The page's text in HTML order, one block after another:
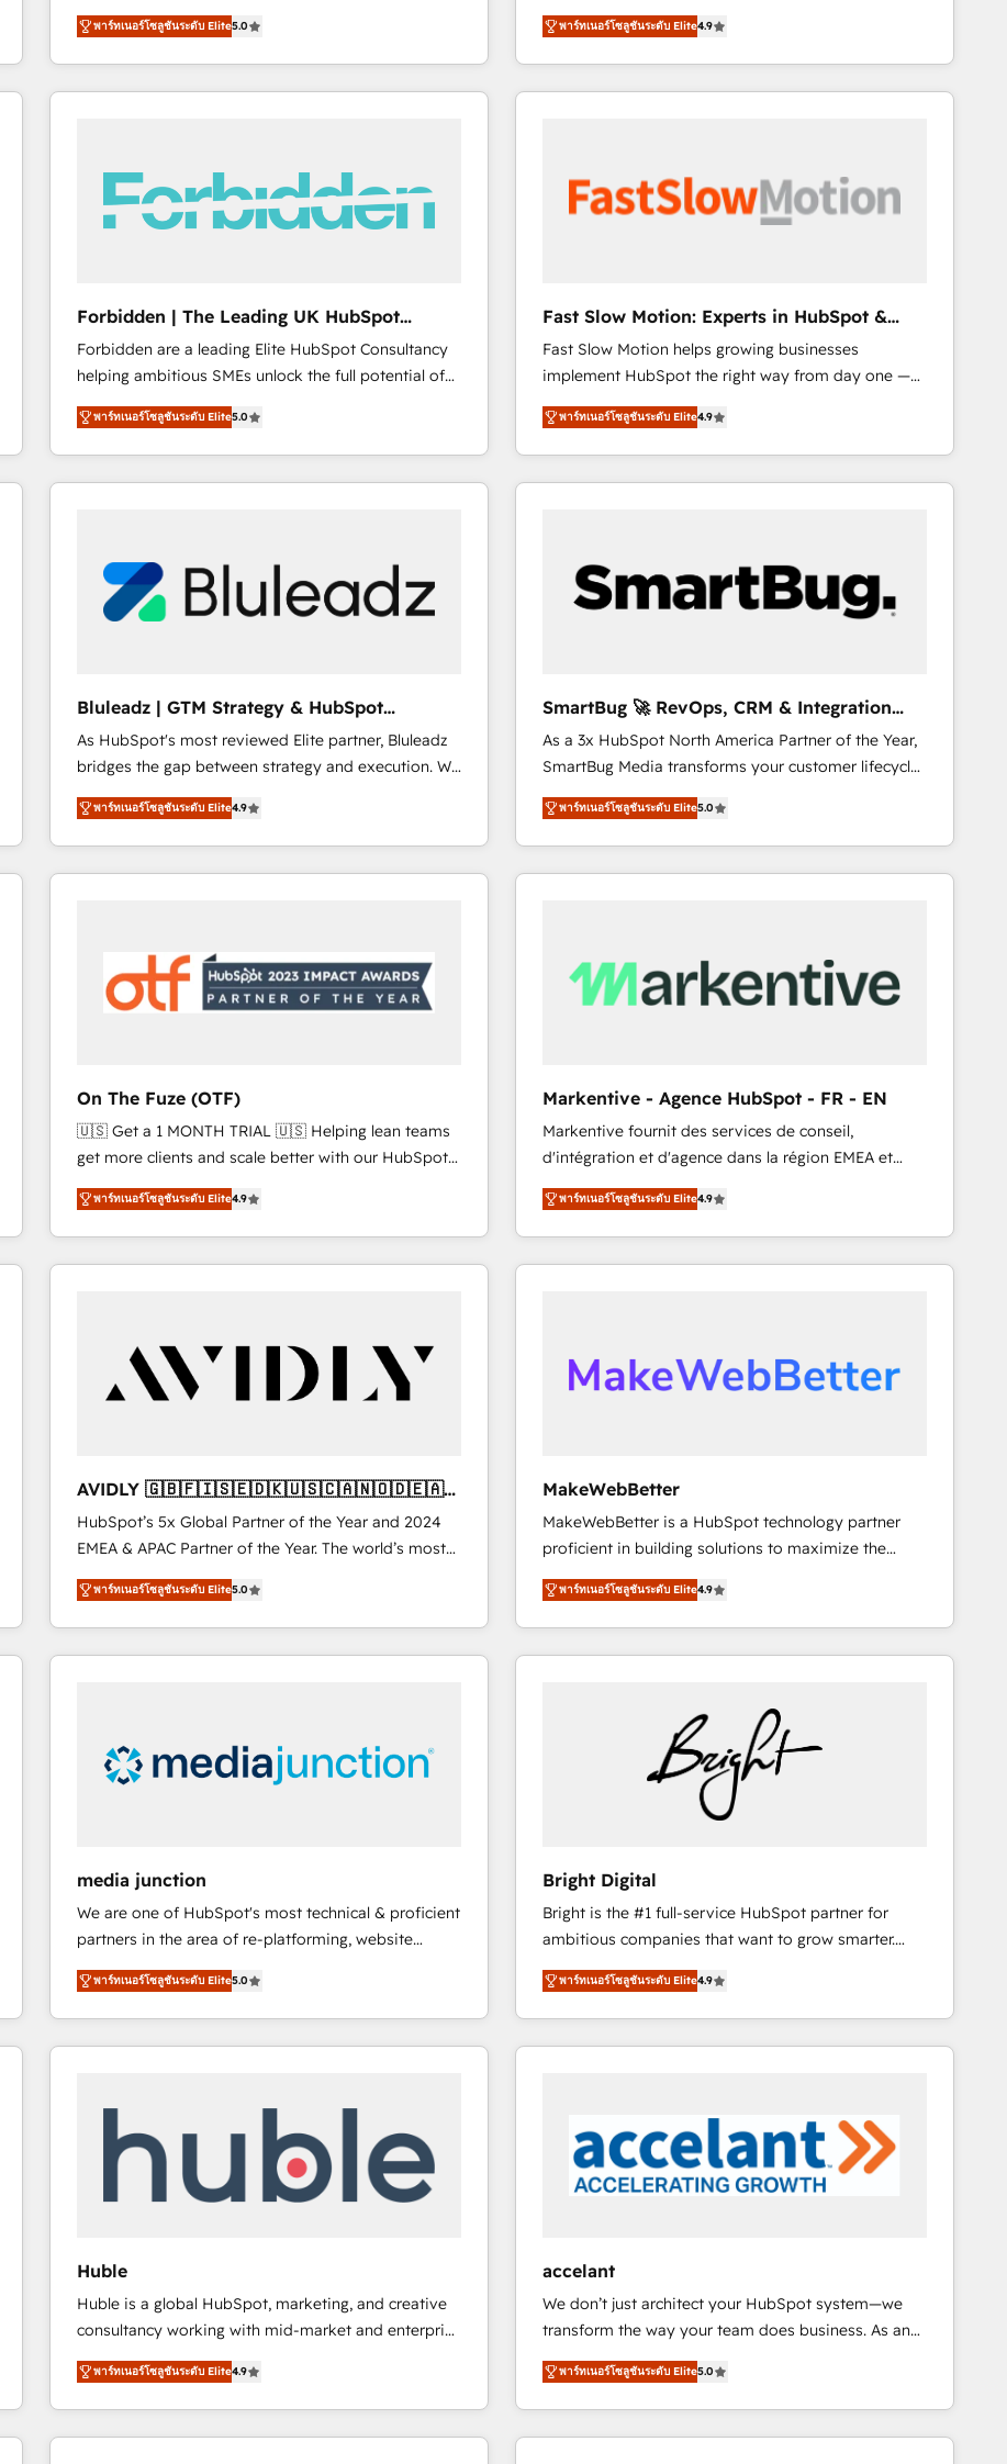
emailing) Informations clés : - 10 ans d'expérience -
100+ intégrations CRM HubSpot réussies - 40
experts conseil - 150 certifications HubSpot
cumulées
that include new HubSpot implementations,
migrations from other platforms, systems
integration, extensibility, custom development, and
ongoing RevOps support.
operations across complex sales cycles, multi
system environments and global SaaS or
manufacturing teams. Trusted by leading enterprises
and fast growing scale ups including Sony, Rapyd,
architecture 🔗 CRM migrations & End to end
integrations 🤖 AI workflows & enrichment 📘 Team
enablement & company-wide adoption We create
พาร์ทเนอร์โซลูชันระดับ Elite5.0
healthcare, real estate, and other industries. With
150+ HubSpot-certified experts, we deliver scalable
solutions to complex GTM and RevOps challenges.
Our Expertise 🔹 Onboarding & Implementation:
downtime. 🔹 RevOps Strategy: Align teams,
processes, and data to drive revenue efficiency. 🔹
SOC 2 Type II and ISO 27001 certified, reinforcing
our commitment to data security and compliance. At
OneMetric, we help revenue teams focus on the
OneMetric that matters most: revenue.
พาร์ทเนอร์โซลูชันระดับ Elite4.9
Forbidden | The Leading UK HubSpot
Consultancy
Forbidden are a leading Elite HubSpot Consultancy
helping ambitious SMEs unlock the full potential of
HubSpot. Too many businesses invest in HubSpot
but never see the ROI they expected due to poor
adoption, messy data, and disconnected teams
getting in the way. That’s where we come in. We
actually drives revenue, not just reports on it. Our
services include: - Choosing the right HubSpot
package for your business - Full CRM, Marketing, and
Ongoing optimisation and RevOps support Based in
Leeds and London, we partner with SMEs across the
UK who are ready to turn HubSpot into the growth
engine it’s meant to be.
พาร์ทเนอร์โซลูชันระดับ Elite5.0
Fast Slow Motion: Experts in HubSpot &
Salesforce
Fast Slow Motion helps growing businesses
implement HubSpot the right way from day one —
with the flexibility to scale as complexity increases.
Highly certified in both HubSpot and Salesforce, we
bring deep experience in CRM implementation,
integrations, and data migration across modern
combines strong technical execution with real
business perspective. Many of our consultants have
scaled businesses themselves, giving us a practical
range of industries, including healthcare, software,
B2B services, manufacturing, financial services and
more. Whether clients are new to HubSpot or
expanding into more advanced use cases, we focus
on delivering clean, scalable, AI-ready systems that
create long-term value and a consistently strong
client experience.
พาร์ทเนอร์โซลูชันระดับ Elite4.9
Bluleadz | GTM Strategy & HubSpot
Implementation
As HubSpot's most reviewed Elite partner, Bluleadz
bridges the gap between strategy and execution. We
don't just "set up tools" — we install the GTM
Operating System (GTM OS) to align your leadership
and engineer a portal that drives predictable
revenue velocity. 🚀 GTM Strategy & Alignment
"accelerating a mess." ⚙️ Elite Engineering & AI
Scalable Architecture: Zero-technical-debt setup
across all Hubs, validated by our 7 HubSpot
Type I and HIPAA attested for enterprise-grade data
security. 🏆 Why Bluleadz? GTM OS Partner | 16+
Years Experience | 1,000+ Five-Star Reviews
พาร์ทเนอร์โซลูชันระดับ Elite4.9
SmartBug 🚀 RevOps, CRM & Integration
Experts
As a 3x HubSpot North America Partner of the Year,
SmartBug Media transforms your customer lifecycle
into a revenue engine. Our unified ecosystem
includes specialized divisions Globalia (AI &
Software) and Point Success Media (Paid Media),
making this the official home for all three brands. 🔄
trainers to drive platform adoption. 📈 Revenue
Generation - Full-funnel marketing and high-
accreditations and deep HIPAA-compliance
expertise. - A team of 250+ experts dedicated to
your resilient growth.
พาร์ทเนอร์โซลูชันระดับ Elite5.0
On The Fuze (OTF)
🇺🇸 Get a 1 MONTH TRIAL 🇺🇸 Helping lean teams
get more clients and scale better with our HubSpot
Consulting & 'Done For You' Services. 🚀 Who We
Work With 🚀 We help lean, growing companies: -
Win more business - Reduce no-shows - Improve
lead & deal conversion rates - Scale with less
learn the ins-and-outs of HubSpot. We give you a
Personal Consultant + Tech Team to handle the
heavy lifting of mapping out AND building your ideal
6,500+ Partners) and was named 2023 HubSpot
Partner of the Year 💥 Trusted by 2,500+ companies
to help them scale and close more business, by
using HubSpot (the right way). ⭐️ Here's more info:
www.onthefuze.com/hubspot-admin Contact us to
learn more!
พาร์ทเนอร์โซลูชันระดับ Elite4.9
Markentive - Agence HubSpot - FR - EN
Markentive fournit des services de conseil,
d'intégration et d'agence dans la région EMEA et
North America. Avec plus de 115 experts en
marketing automation, Growth, Revops, CRM et
webdesign. Markentive is both a consulting firm, a
digital agency and an integrator. With over 115
พาร์ทเนอร์โซลูชันระดับ Elite4.9
AVIDLY 🇬🇧🇫🇮🇸🇪🇩🇰🇺🇸🇨🇦🇳🇴🇩🇪🇦🇺
🇳🇿
HubSpot’s 5x Global Partner of the Year and 2024
EMEA & APAC Partner of the Year. The world’s most
experienced and fully accredited HubSpot Solutions
Partner. 🚀 With 2,750+ HubSpot projects delivered
and 370+ specialists across EMEA, APAC and NAM,
we de-risk complex CRM programmes and
scale. 🏆 HubSpot’s CEO called us “the partner of the
future.” Others agree it is proof of trust built through
พาร์ทเนอร์โซลูชันระดับ Elite5.0
MakeWebBetter
MakeWebBetter is a HubSpot technology partner
proficient in building solutions to maximize the
operational efficiency of HubSpot. The fastest-
growing tech-enabler & facilitator, MakeWebBetter,
hands you the blend of HubSpot expertise &
eminent solutions & integrations. Trust us to
Elite Partners with 10+ years of HubSpot experience
🤝HubSpot Premier Integration partner 🤝Google
Premier Partner 2023 🌟5 HubSpot Accreditations 🌟
Won HubSpot Theme Challenge 2021 🌟INBOUND’19
HubSpot experience ✔️Flexible pricing models —
Hourly-fee (assigned one Dedicated HubSpot
Admin); Monthly-fee (HubSpot Admin + Project
Manager); and Fixed Project Cost (as per
requirement). ✔️Helped over 25,000+ customers so
far with our HubSpot solutions. ✔️Bespoke apps &
on-demand bundle services. Connect with us today!
พาร์ทเนอร์โซลูชันระดับ Elite4.9
media junction
We are one of HubSpot's most technical & proficient
partners in the area of re-platforming, website
design & development. We specialize in multi-hub
implementations for mid-market & enterprise
companies. We are woman-owned, powered by
coffee, and we ❤️ dogs. We produce award-winning
Award 🏆2020 Elite Solutions Partner 🏆2019
Integrations HubSpot Impact Award 🏆2019
Marketing Enablement HubSpot Impact Award 🏆
Growth-Driven Design Agency of the Year 🏆2016
Sales Enablement HubSpot Impact Award 🏆2015
Growth-Driven Design Agency of the Year 🏆2015
Became the 5th Agency to reach Diamond 🏆2014
HubSpot COS Performance Award 🏆2014 HubSpot
COS Design Award 🏆2013 HubSpot Marketplace
Provider of the Year 🏆2011 Became a HubSpot
พาร์ทเนอร์โซลูชันระดับ Elite5.0
Bright Digital
Bright is the #1 full-service HubSpot partner for
ambitious companies that want to grow smarter.
From HubSpot onboarding, to training, from
developing a new website to lead generation and
digital marketing; we do it all (and with great
results)! In short, our services include: - HubSpot
integrations - Marketing & sales solutions: digital
marketing, advertising, campaigns, content and
design We connect people, data and technology to
your challenge; our passionate and growth driven
team of 100+ experts is ready for you! Driving digital
growth | www.brightdigital.com
พาร์ทเนอร์โซลูชันระดับ Elite4.9
Huble
Huble is a global HubSpot, marketing, and creative
consultancy working with mid-market and enterprise
businesses. We go beyond implementation, shaping
the strategy, processes, and teams that turn
HubSpot into a genuine growth engine. Named
HubSpot's Global Partner of the Year in 2024,
พาร์ทเนอร์โซลูชันระดับ Elite4.9
accelant
We don’t just architect your HubSpot system—we
transform the way your team does business. As an
Elite HubSpot Solutions Partner, we specialize in
creating tailored, end-to-end CRM solutions that
accelerate growth, improve operational efficiency,
and ensure faster time to value on HubSpot. What
พาร์ทเนอร์โซลูชันระดับ Elite5.0